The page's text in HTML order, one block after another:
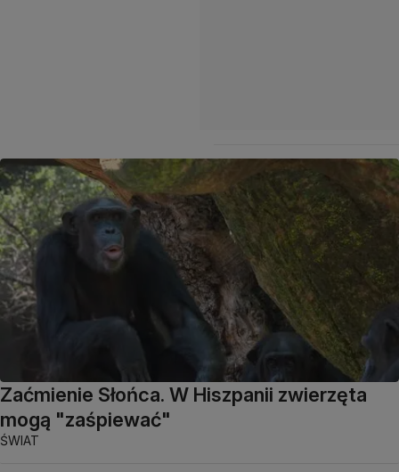
Zaćmienie Słońca. W Hiszpanii zwierzęta
mogą "zaśpiewać"
ŚWIAT